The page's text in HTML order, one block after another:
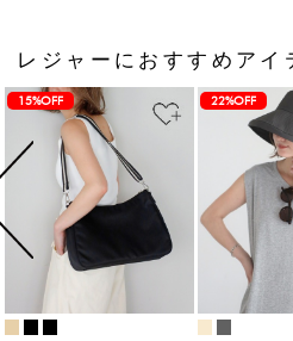
レジャーにおすすめアイ
15%OFF 22%OFF